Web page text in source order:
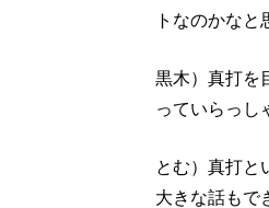
トなのかなと
黒木）真打を
っていらっし
とむ）真打と
大きな話もで